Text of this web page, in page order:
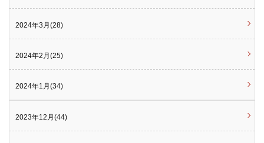
2024年3月(28)
2024年2月(25)
2024年1月(34)
2023年12月(44)